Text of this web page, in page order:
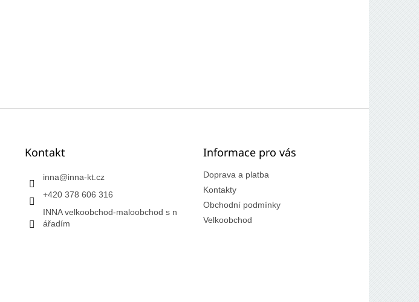
Kontakt
inna@inna-kt.cz
+420 378 606 316
INNA velkoobchod-maloobchod s n
ářadím
Informace pro vás
Doprava a platba
Kontakty
Obchodní podmínky
Velkoobchod